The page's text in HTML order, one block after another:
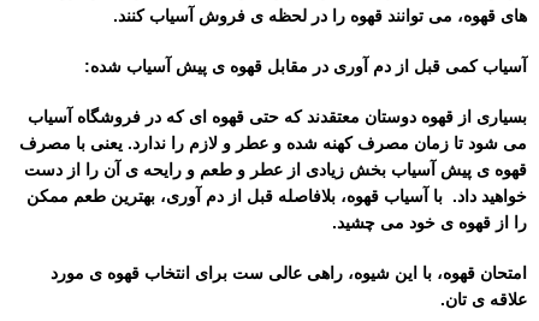
های قهوه، می توانند قهوه را در لحظه ی فروش آسیاب کنند.
آسیاب کمی قبل از دم آوری در مقابل قهوه ی پیش آسیاب شده:
بسیاری از قهوه دوستان معتقدند که حتی قهوه ای که در فروشگاه آسیاب
می شود تا زمان مصرف کهنه شده و عطر و لازم را ندارد. یعنی با مصرف
قهوه ی پیش آسیاب بخش زیادی از عطر و طعم و رایحه ی آن را از دست
خواهید داد. با آسیاب قهوه، بلافاصله قبل از دم آوری، بهترین طعم ممکن
را از قهوه ی خود می چشید.
امتحان قهوه، با این شیوه، راهی عالی ست برای انتخاب قهوه ی مورد
علاقه ی تان.